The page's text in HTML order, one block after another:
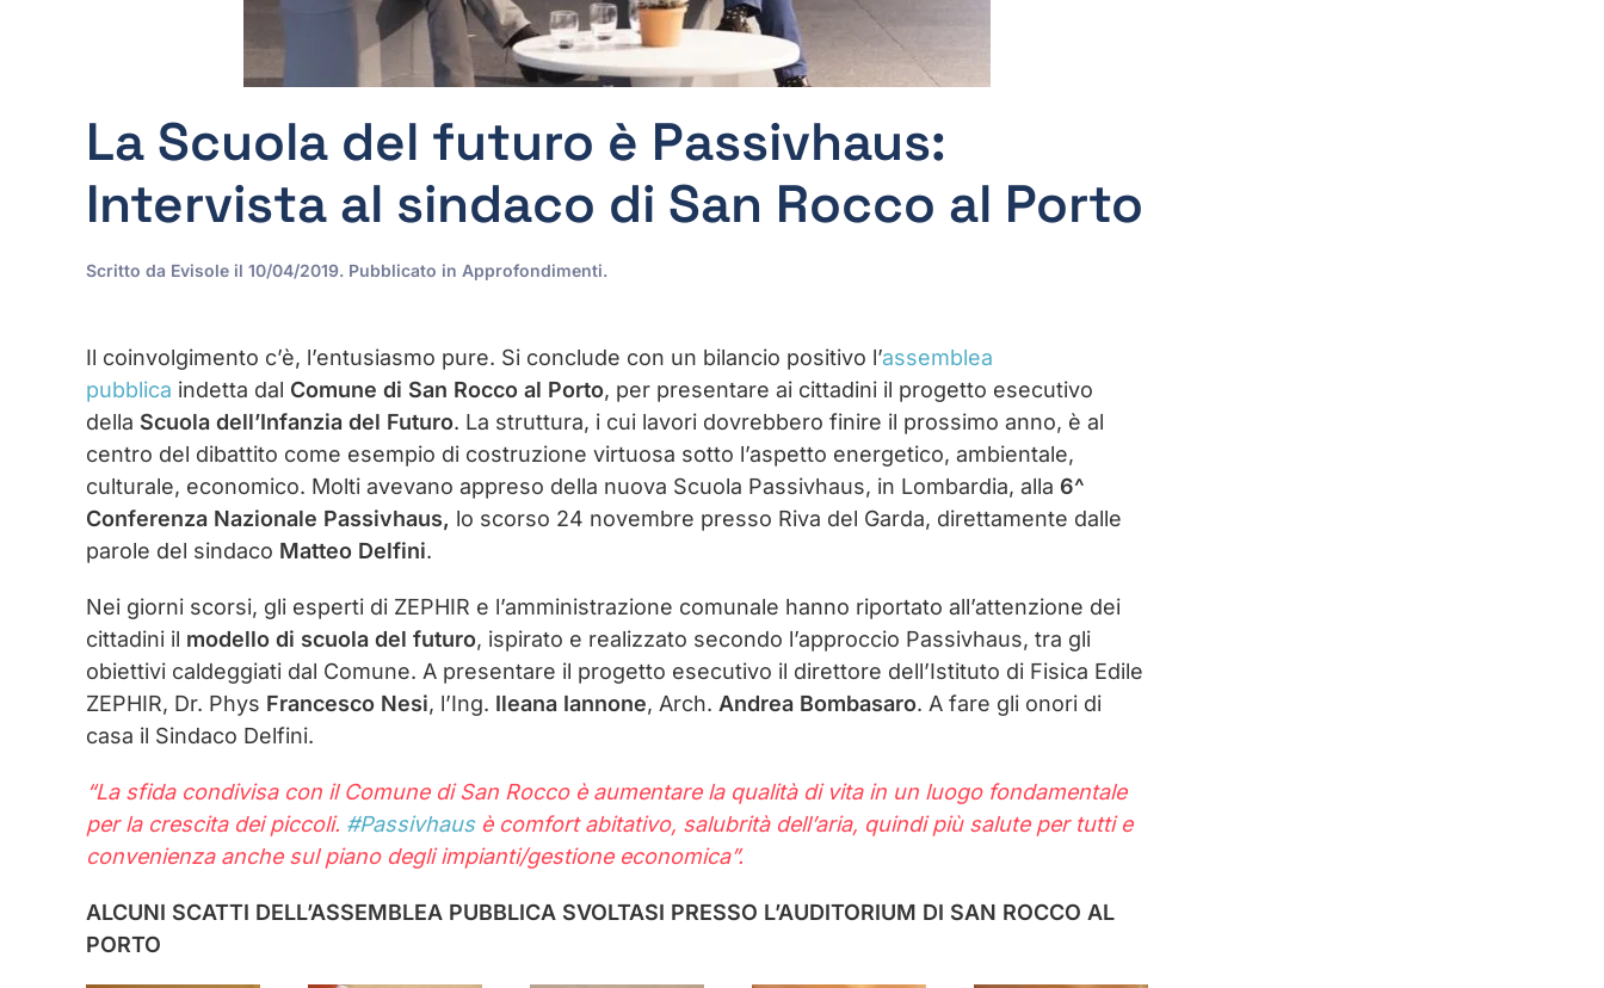
La Scuola del futuro è Passivhaus:
Intervista al sindaco di San Rocco al Porto
Scritto da Evisole il 10/04/2019. Pubblicato in Approfondimenti.
Il coinvolgimento c’è, l’entusiasmo pure. Si conclude con un bilancio positivo l’assemblea
pubblica indetta dal Comune di San Rocco al Porto, per presentare ai cittadini il progetto esecutivo
della Scuola dell’Infanzia del Futuro. La struttura, i cui lavori dovrebbero finire il prossimo anno, è al
centro del dibattito come esempio di costruzione virtuosa sotto l’aspetto energetico, ambientale,
culturale, economico. Molti avevano appreso della nuova Scuola Passivhaus, in Lombardia, alla 6^
Conferenza Nazionale Passivhaus, lo scorso 24 novembre presso Riva del Garda, direttamente dalle
parole del sindaco Matteo Delfini.
Nei giorni scorsi, gli esperti di ZEPHIR e l’amministrazione comunale hanno riportato all’attenzione dei
cittadini il modello di scuola del futuro, ispirato e realizzato secondo l’approccio Passivhaus, tra gli
obiettivi caldeggiati dal Comune. A presentare il progetto esecutivo il direttore dell’Istituto di Fisica Edile
ZEPHIR, Dr. Phys Francesco Nesi, l’Ing. Ileana Iannone, Arch. Andrea Bombasaro. A fare gli onori di
casa il Sindaco Delfini.
“La sfida condivisa con il Comune di San Rocco è aumentare la qualità di vita in un luogo fondamentale
per la crescita dei piccoli. #Passivhaus è comfort abitativo, salubrità dell’aria, quindi più salute per tutti e
convenienza anche sul piano degli impianti/gestione economica”.
ALCUNI SCATTI DELL’ASSEMBLEA PUBBLICA SVOLTASI PRESSO L’AUDITORIUM DI SAN ROCCO AL
PORTO